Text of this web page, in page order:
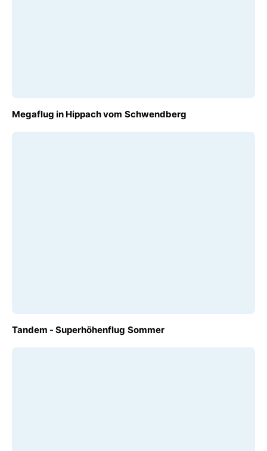
€ 140,00
Megaflug in Hippach vom Schwendberg
€ 120,00
Tandem - Superhöhenflug Sommer